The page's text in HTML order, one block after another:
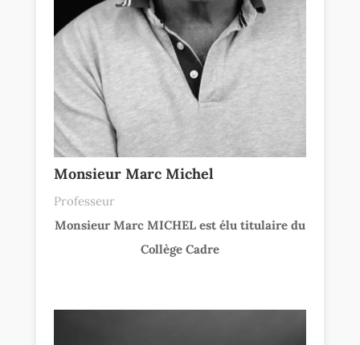
Monsieur Marc Michel
Professeur
Monsieur Marc MICHEL est élu titulaire du
Collège Cadre